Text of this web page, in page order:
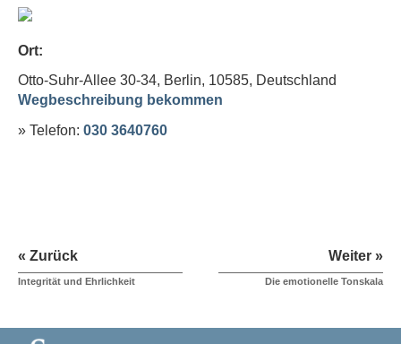
Ort:
Otto-Suhr-Allee 30-34, Berlin, 10585, Deutschland
Wegbeschreibung bekommen
» Telefon: 030 3640760
« Zurück
Integrität und Ehrlichkeit
Weiter »
Die emotionelle Tonskala